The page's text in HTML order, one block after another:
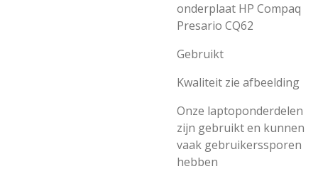
onderplaat HP Compaq
Presario CQ62
Gebruikt
Kwaliteit zie afbeelding
Onze laptoponderdelen
zijn gebruikt en kunnen
vaak gebruikerssporen
hebben